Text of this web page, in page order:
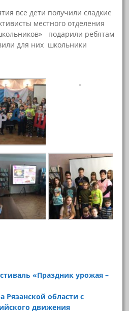
все дети получили сладкие
местного отделения
подарили ребятам
для них школьники
«Праздник урожая –
Рязанской области с
движения